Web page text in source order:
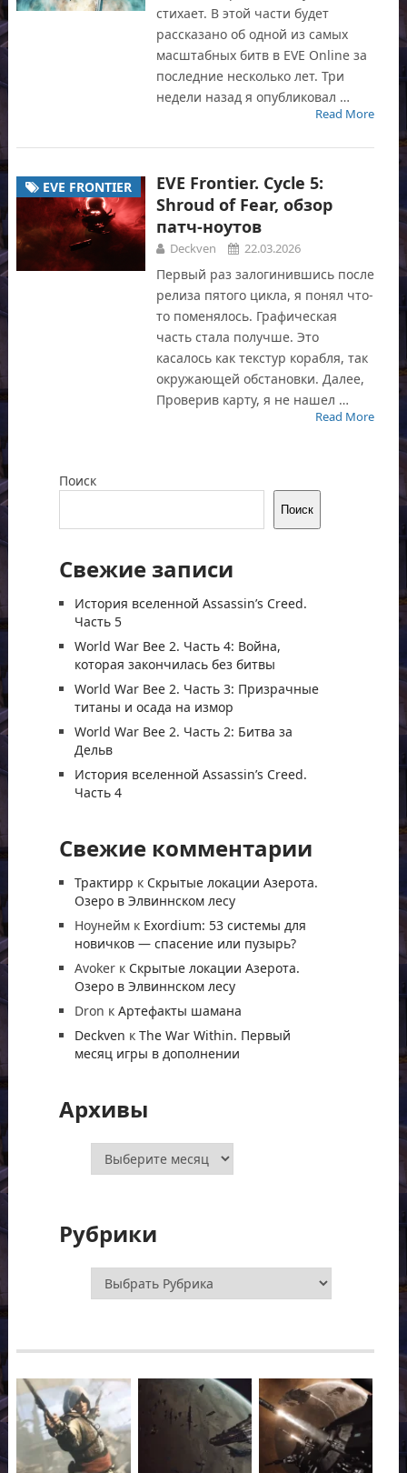
стихает. В этой части будет
рассказано об одной из самых
масштабных битв в EVE Online за
последние несколько лет. Три
недели назад я опубликовал …
Read More
EVE FRONTIER
EVE Frontier. Cycle 5:
Shroud of Fear, обзор
патч-ноутов
Deckven 22.03.2026
Первый раз залогинившись после
релиза пятого цикла, я понял что-
то поменялось. Графическая
часть стала получше. Это
касалось как текстур корабля, так
окружающей обстановки. Далее,
Проверив карту, я не нашел …
Read More
Поиск
Поиск
Свежие записи
История вселенной Assassin’s Creed.
Часть 5
World War Bee 2. Часть 4: Война,
которая закончилась без битвы
World War Bee 2. Часть 3: Призрачные
титаны и осада на измор
World War Bee 2. Часть 2: Битва за
Дельв
История вселенной Assassin’s Creed.
Часть 4
Свежие комментарии
Трактирр к Скрытые локации Азерота.
Озеро в Элвиннском лесу
Ноунейм к Exordium: 53 системы для
новичков — спасение или пузырь?
Avoker к Скрытые локации Азерота.
Озеро в Элвиннском лесу
Dron кАртефакты шамана
Deckven кThe War Within. Первый
месяц игры в дополнении
Архивы
Архивы
Рубрики
Рубрики